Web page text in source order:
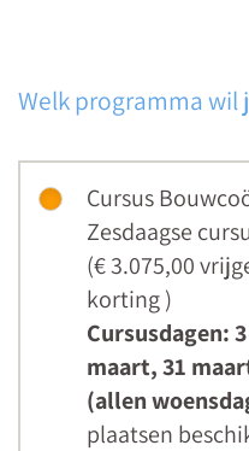
Welk programma wil
Cursus
Zesdaagse
(€ 3.075,00
korting)
Cursusdagen:
maart, 31
(allen
plaatsen